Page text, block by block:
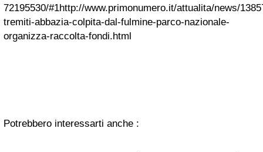
72195530/#1http://www.primonumero.it/attualita/news/
tremiti-abbazia-colpita-dal-fulmine-parco-nazionale-
organizza-raccolta-fondi.html
Potrebbero interessarti anche :